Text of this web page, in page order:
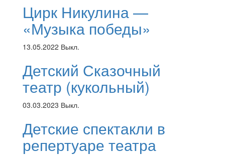
Цирк Никулина —
«Музыка победы»
13.05.2022 Выкл.
Детский Сказочный
театр (кукольный)
03.03.2023 Выкл.
Детские спектакли в
репертуаре театра